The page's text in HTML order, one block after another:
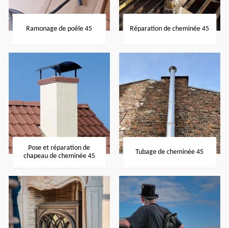
Ramonage de poêle 45 Réparation de cheminée 45
Pose et réparation de
chapeau de cheminée 45
Tubage de cheminée 45